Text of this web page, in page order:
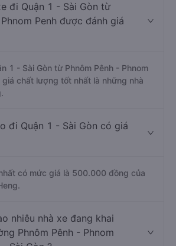
đi Quận 1 - Sài Gòn từ
Penh được đánh giá
1 - Sài Gòn từ Phnôm Pênh - Phnom
chất lượng tốt nhất là những nhà
đi Quận 1 - Sài Gòn có giá
có mức giá là 500.000 đồng của
nhiêu nhà xe đang khai
Phnôm Pênh - Phnom